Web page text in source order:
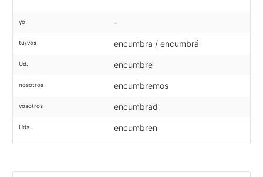
yo -
tú/vos encumbra / encumbrá
Ud. encumbre
nosotros encumbremos
vosotros encumbrad
Uds. encumbren